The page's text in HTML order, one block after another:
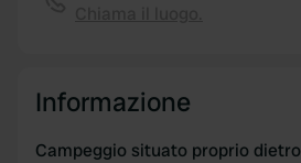
Informazione
Campeggio situato proprio